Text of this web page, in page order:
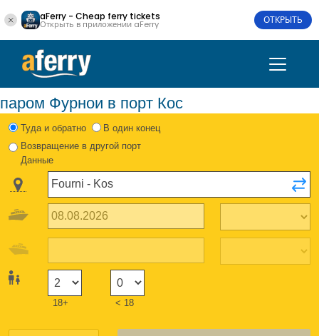
aFerry - Cheap ferry tickets
Открыть в приложении aFerry ОТКРЫТЬ
паром Фурнои в порт Кос
Туда и обратно
В один конец
Возвращение в другой порт
Данные
18+ < 18